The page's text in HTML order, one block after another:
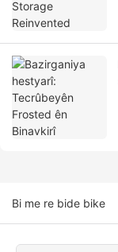
Bi me re bide bike